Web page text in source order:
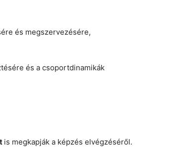
és megszervezésére,
és a csoportdinamikák
is megkapják a képzés elvégzéséről.